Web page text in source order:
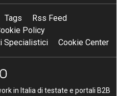
Tags
Rss Feed
Policy
Specialistici
Cookie Center
in Italia di testate e portali B2B